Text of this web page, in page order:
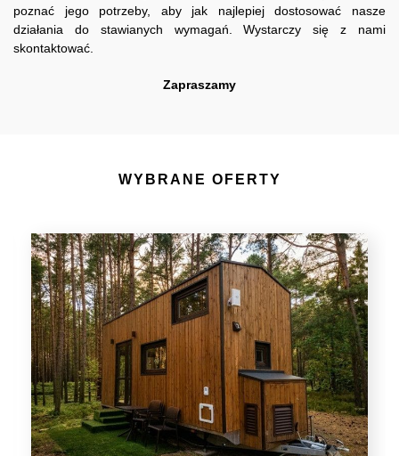
poznać jego potrzeby, aby jak najlepiej dostosować nasze
działania do stawianych wymagań. Wystarczy się z nami
skontaktować.
Zapraszamy
WYBRANE OFERTY